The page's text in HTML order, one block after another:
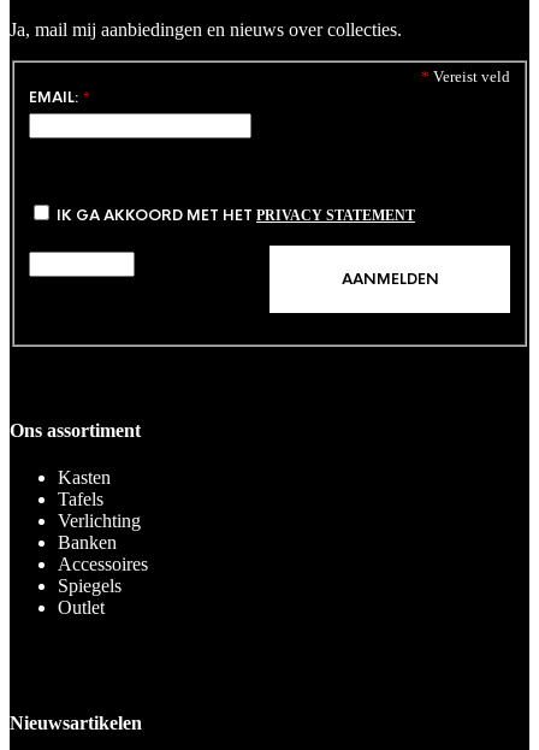
Ja, mail mij aanbiedingen en nieuws over collecties.
* Vereist veld
EMAIL: *
IK GA AKKOORD MET HET PRIVACY STATEMENT
Ons assortiment
Kasten
Tafels
Verlichting
Banken
Accessoires
Spiegels
Outlet
Nieuwsartikelen